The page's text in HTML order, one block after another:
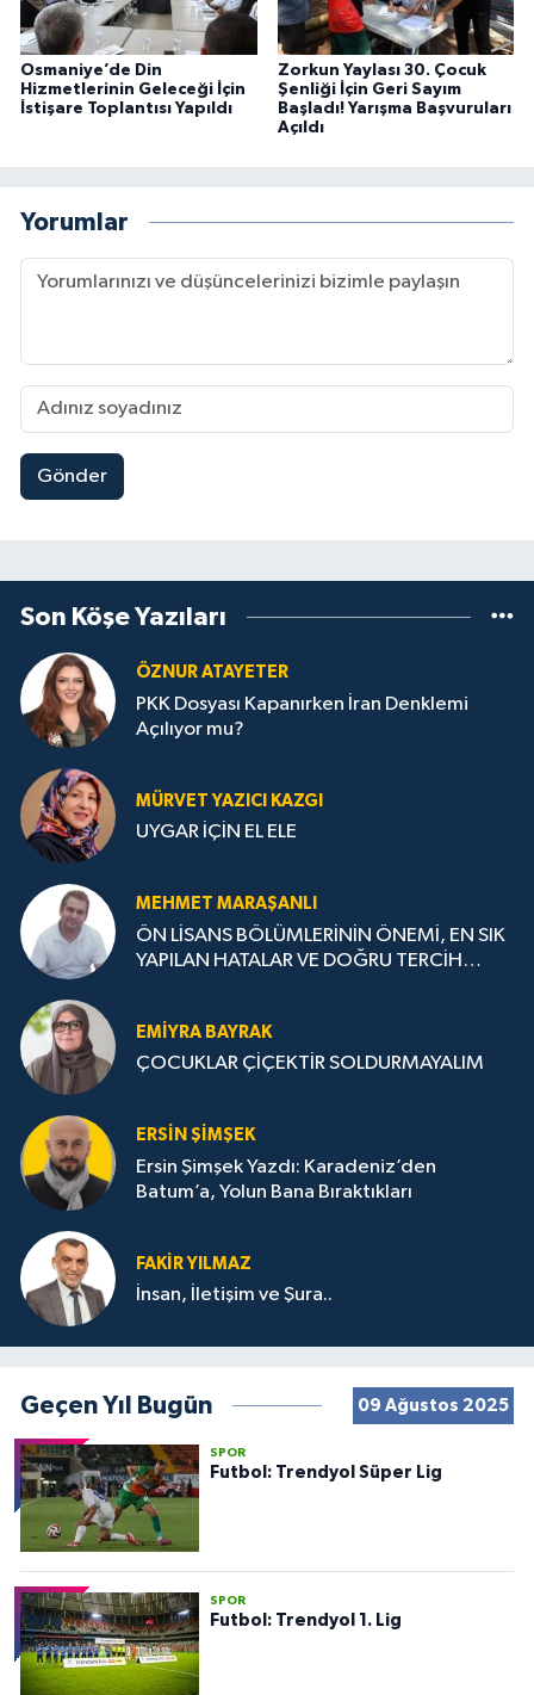
Osmaniye’de Din
Hizmetlerinin Geleceği İçin
İstişare Toplantısı Yapıldı
Zorkun Yaylası 30. Çocuk
Şenliği İçin Geri Sayım
Başladı! Yarışma Başvuruları
Açıldı
Yorumlar
Gönder
Son Köşe Yazıları
ÖZNUR ATAYETER
PKK Dosyası Kapanırken İran Denklemi
Açılıyor mu?
MÜRVET YAZICI KAZGI
UYGAR İÇİN EL ELE
MEHMET MARAŞANLI
ÖN LİSANS BÖLÜMLERİNİN ÖNEMİ, EN SIK
YAPILAN HATALAR VE DOĞRU TERCİH
EMIYRA BAYRAK
ÇOCUKLAR ÇİÇEKTİR SOLDURMAYALIM
ERSIN ŞIMŞEK
Ersin Şimşek Yazdı: Karadeniz’den
Batum’a, Yolun Bana Bıraktıkları
FAKIR YILMAZ
İnsan, İletişim ve Şura..
Geçen Yıl Bugün 09 Ağustos 2025
SPOR
Futbol: Trendyol Süper Lig
SPOR
Futbol: Trendyol 1. Lig